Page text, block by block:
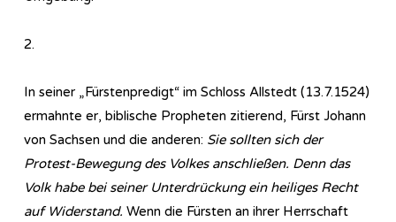
2.
In seiner „Fürstenpredigt“ im Schloss Allstedt (13.7.1524)
ermahnte er, biblische Propheten zitierend, Fürst Johann
von Sachsen und die anderen: Sie sollten sich der
Protest-Bewegung des Volkes anschließen. Denn das
Volk habe bei seiner Unterdrückung ein heiliges Recht
auf Widerstand. Wenn die Fürsten an ihrer Herrschaft